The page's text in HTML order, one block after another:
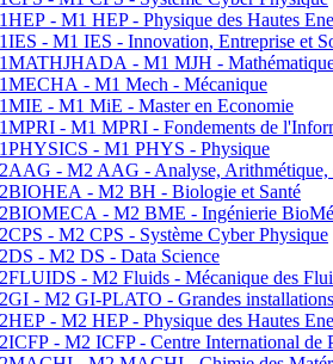
- M1 HEP - Physique des Hautes
- M1 IES - Innovation, Entreprise et
- M1 MJH -
- M1 Mech - Mécanique
- M1 MiE - Master en Economie
- M1 MPRI - Fondements de
- M1 PHYS - Physique
- M2 AAG - Analyse, Arithmétique,
- M2 BH - Biologie et Santé
- M2 BME - Ingénierie
- M2 CPS - Système Cyber Physique
- M2 DS - Data Science
- M2 Fluids - Mécanique des
- M2 GI-PLATO - Grandes
- M2 HEP - Physique des Hautes
- M2 ICFP - Centre International de